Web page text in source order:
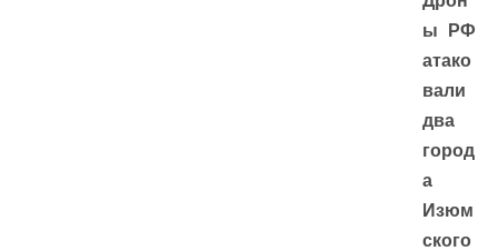
ы РФ
атако
вали
два
город
а
Изюм
ского